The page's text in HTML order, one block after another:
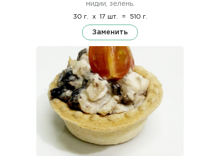
мидии, зелень.
30 г. x 17 шт. = 510 г.
Заменить